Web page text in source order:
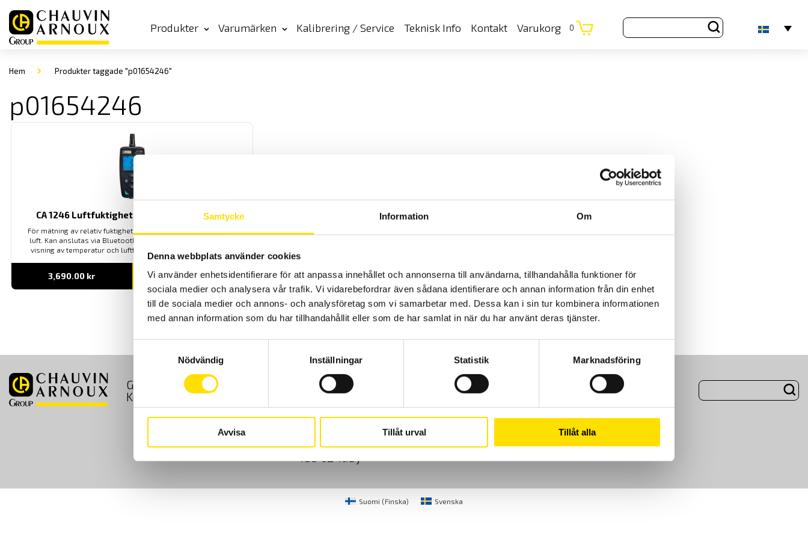
Samtycke Information Om
Denna webbplats använder cookies
Vi använder enhetsidentifierare för att anpassa innehållet och annonserna till användarna, tillhandahålla funktioner för
sociala medier och analysera vår trafik. Vi vidarebefordrar även sådana identifierare och annan information från din enhet
till de sociala medier och annons- och analysföretag som vi samarbetar med. Dessa kan i sin tur kombinera informationen
med annan information som du har tillhandahållit eller som de har samlat in när du har använt deras tjänster.
Nödvändig
Inställningar Statistik Marknadsföring
Avvisa Tillåt urval Tillåt alla
Produkter Varumärken Kalibrering / Service Teknisk Info Kontakt Varukorg 0
Hem Produkter taggade "p01654246"
p01654246
CA 1246 Luftfuktighet – Temperaturmätare
För mätning av relativ fuktighet, daggpunkt och temperatur på
luft. Kan anslutas via Bluetooth till värmekamera CA1954 för
visning av temperatur och luftfuktighet direkt i dess display.
3,690.00 kr LÄS MER
GDPR Köpvillkor Cookies Kundundersökning
Om Oss
Kontakt
CA Mätsystem AB
183 62 Täby
08-50 52 68 00
info@camatsystem.com
Suomi (Finska) Svenska